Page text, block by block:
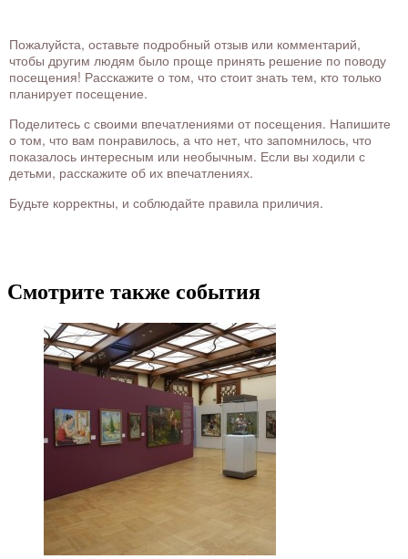
Пожалуйста, оставьте подробный отзыв или комментарий,
чтобы другим людям было проще принять решение по поводу
посещения! Расскажите о том, что стоит знать тем, кто только
планирует посещение.
Поделитесь с своими впечатлениями от посещения. Напишите
о том, что вам понравилось, а что нет, что запомнилось, что
показалось интересным или необычным. Если вы ходили с
детьми, расскажите об их впечатлениях.
Будьте корректны, и соблюдайте правила приличия.
Смотрите также события